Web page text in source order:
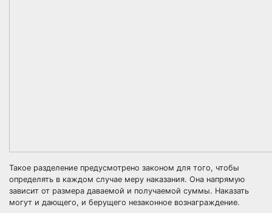
Такое разделение предусмотрено законом для того, чтобы
определять в каждом случае меру наказания. Она напрямую
зависит от размера даваемой и получаемой суммы. Наказать
могут и дающего, и берущего незаконное вознаграждение.